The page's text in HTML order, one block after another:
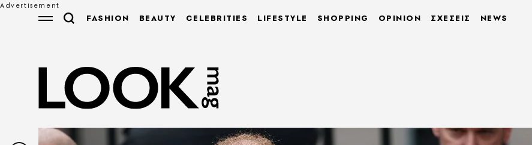
FASHION BEAUTY CELEBRITIES LIFESTYLE SHOPPING OPINION ΣΧΕΣΕΙΣ NEWS